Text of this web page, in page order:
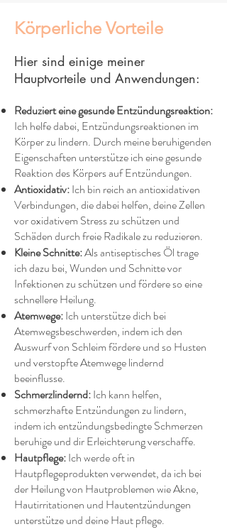
Körperliche Vorteile
Hier sind einige meiner
Hauptvorteile und Anwendungen:
Reduziert eine gesunde Entzündungsreaktion:
Ich helfe dabei, Entzündungsreaktionen im
Körper zu lindern. Durch meine beruhigenden
Eigenschaften unterstütze ich eine gesunde
Reaktion des Körpers auf Entzündungen.
Antioxidativ:Ich bin reich an antioxidativen
Verbindungen, die dabei helfen, deine Zellen
vor oxidativem Stress zu schützen und
Schäden durch freie Radikale zu reduzieren.
Kleine Schnitte:Als antiseptisches Öl trage
ich dazu bei, Wunden und Schnitte vor
Infektionen zu schützen und fördere so eine
schnellere Heilung.
Atemwege:Ich unterstütze dich bei
Atemwegsbeschwerden, indem ich den
Auswurf von Schleim fördere und so Husten
und verstopfte Atemwege lindernd
beeinflusse.
Schmerzlindernd:Ich kann helfen,
schmerzhafte Entzündungen zu lindern,
indem ich entzündungsbedingte Schmerzen
beruhige und dir Erleichterung verschaffe.
Hautpflege:Ich werde oft in
Hautpflegeprodukten verwendet, da ich bei
der Heilung von Hautproblemen wie Akne,
Hautirritationen und Hautentzündungen
unterstütze und deine Haut pflege.